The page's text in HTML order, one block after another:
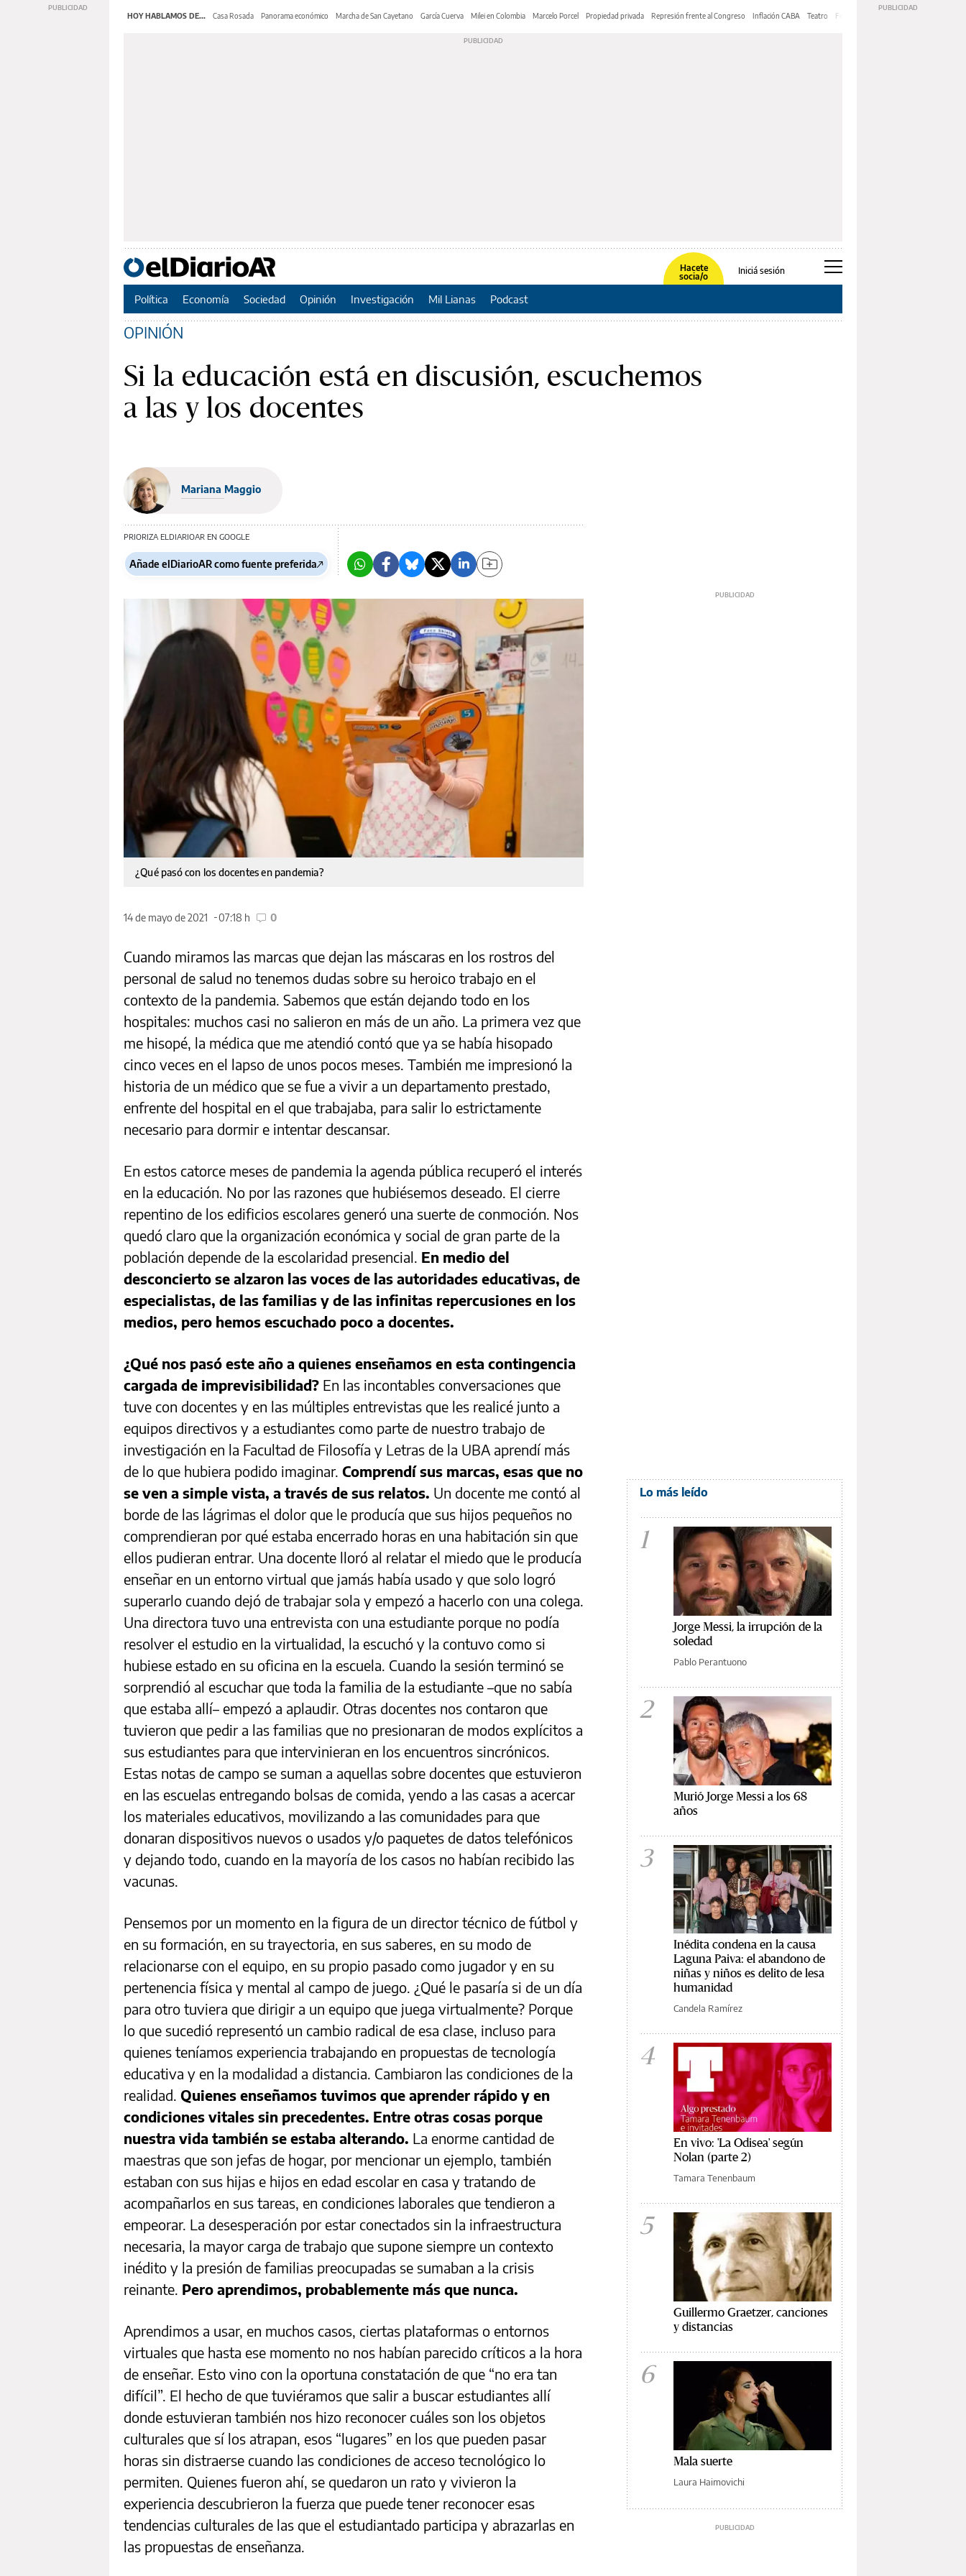
HOY HABLAMOS DE... Casa Rosada Panorama económico Marcha de San Cayetano García Cuerva Milei en Colombia Marcelo Porcel Propiedad privada Represión frente al Congreso Inflación CABA Teatro Feria de Editores
Hacete
socia/o
Iniciá sesión
Política Economía Sociedad Opinión Investigación Mil Lianas Podcast
OPINIÓN
Si la educación está en discusión, escuchemos
a las y los docentes
Mariana Maggio
PRIORIZA ELDIARIOAR EN GOOGLE
Añade elDiarioAR como fuente preferida
¿Qué pasó con los docentes en pandemia?
14 de mayo de 2021 07:18 h 0
Cuando miramos las marcas que dejan las máscaras en los rostros del
personal de salud no tenemos dudas sobre su heroico trabajo en el
contexto de la pandemia. Sabemos que están dejando todo en los
hospitales: muchos casi no salieron en más de un año. La primera vez que
me hisopé, la médica que me atendió contó que ya se había hisopado
cinco veces en el lapso de unos pocos meses. También me impresionó la
historia de un médico que se fue a vivir a un departamento prestado,
enfrente del hospital en el que trabajaba, para salir lo estrictamente
necesario para dormir e intentar descansar.
En estos catorce meses de pandemia la agenda pública recuperó el interés
en la educación. No por las razones que hubiésemos deseado. El cierre
repentino de los edificios escolares generó una suerte de conmoción. Nos
quedó claro que la organización económica y social de gran parte de la
población depende de la escolaridad presencial. En medio del
desconcierto se alzaron las voces de las autoridades educativas, de
especialistas, de las familias y de las infinitas repercusiones en los
medios, pero hemos escuchado poco a docentes.
¿Qué nos pasó este año a quienes enseñamos en esta contingencia
cargada de imprevisibilidad? En las incontables conversaciones que
tuve con docentes y en las múltiples entrevistas que les realicé junto a
equipos directivos y a estudiantes como parte de nuestro trabajo de
investigación en la Facultad de Filosofía y Letras de la UBA aprendí más
de lo que hubiera podido imaginar. Comprendí sus marcas, esas que no
se ven a simple vista, a través de sus relatos. Un docente me contó al
borde de las lágrimas el dolor que le producía que sus hijos pequeños no
comprendieran por qué estaba encerrado horas en una habitación sin que
ellos pudieran entrar. Una docente lloró al relatar el miedo que le producía
enseñar en un entorno virtual que jamás había usado y que solo logró
superarlo cuando dejó de trabajar sola y empezó a hacerlo con una colega.
Una directora tuvo una entrevista con una estudiante porque no podía
resolver el estudio en la virtualidad, la escuchó y la contuvo como si
hubiese estado en su oficina en la escuela. Cuando la sesión terminó se
sorprendió al escuchar que toda la familia de la estudiante –que no sabía
que estaba allí– empezó a aplaudir. Otras docentes nos contaron que
tuvieron que pedir a las familias que no presionaran de modos explícitos a
sus estudiantes para que intervinieran en los encuentros sincrónicos.
Estas notas de campo se suman a aquellas sobre docentes que estuvieron
en las escuelas entregando bolsas de comida, yendo a las casas a acercar
los materiales educativos, movilizando a las comunidades para que
donaran dispositivos nuevos o usados y/o paquetes de datos telefónicos
y dejando todo, cuando en la mayoría de los casos no habían recibido las
vacunas.
Pensemos por un momento en la figura de un director técnico de fútbol y
en su formación, en su trayectoria, en sus saberes, en su modo de
relacionarse con el equipo, en su propio pasado como jugador y en su
pertenencia física y mental al campo de juego. ¿Qué le pasaría si de un día
para otro tuviera que dirigir a un equipo que juega virtualmente? Porque
lo que sucedió representó un cambio radical de esa clase, incluso para
quienes teníamos experiencia trabajando en propuestas de tecnología
educativa y en la modalidad a distancia. Cambiaron las condiciones de la
realidad. Quienes enseñamos tuvimos que aprender rápido y en
condiciones vitales sin precedentes. Entre otras cosas porque
nuestra vida también se estaba alterando. La enorme cantidad de
maestras que son jefas de hogar, por mencionar un ejemplo, también
estaban con sus hijas e hijos en edad escolar en casa y tratando de
acompañarlos en sus tareas, en condiciones laborales que tendieron a
empeorar. La desesperación por estar conectados sin la infraestructura
necesaria, la mayor carga de trabajo que supone siempre un contexto
inédito y la presión de familias preocupadas se sumaban a la crisis
reinante. Pero aprendimos, probablemente más que nunca.
Aprendimos a usar, en muchos casos, ciertas plataformas o entornos
virtuales que hasta ese momento no nos habían parecido críticos a la hora
de enseñar. Esto vino con la oportuna constatación de que “no era tan
difícil”. El hecho de que tuviéramos que salir a buscar estudiantes allí
donde estuvieran también nos hizo reconocer cuáles son los objetos
culturales que sí los atrapan, esos “lugares” en los que pueden pasar
horas sin distraerse cuando las condiciones de acceso tecnológico lo
permiten. Quienes fueron ahí, se quedaron un rato y vivieron la
experiencia descubrieron la fuerza que puede tener reconocer esas
tendencias culturales de las que el estudiantado participa y abrazarlas en
las propuestas de enseñanza.
Lo más leído
1
Jorge Messi, la irrupción de la
soledad
Pablo Perantuono
2
Murió Jorge Messi a los 68
años
3
Inédita condena en la causa
Laguna Paiva: el abandono de
niñas y niños es delito de lesa
humanidad
Candela Ramírez
4
En vivo: 'La Odisea' según
Nolan (parte 2)
Tamara Tenenbaum
5
Guillermo Graetzer, canciones
y distancias
6
Mala suerte
Laura Haimovichi